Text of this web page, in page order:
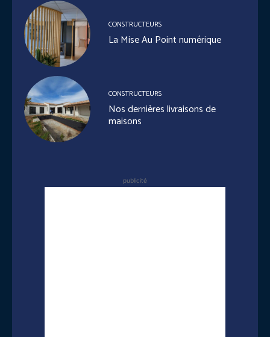
CONSTRUCTEURS
La Mise Au Point numérique
CONSTRUCTEURS
Nos dernières livraisons de
maisons
publicité